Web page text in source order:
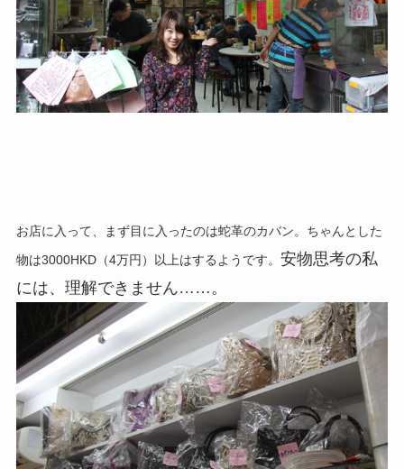
お店に入って、まず目に入ったのは蛇革のカバン。ちゃんとした
物は3000HKD（4万円）
以上はするようです。 安物思考の私
には、理解できません……。